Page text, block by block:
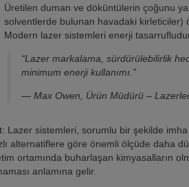
Üretilen duman ve döküntülerin çoğunu
solventlerde bulunan havadaki kirleticiler)
Modern lazer sistemleri enerji
“Lazer markalama, sürdürülebilirlik
minimum enerji kullanımı.”
— Max Owen, Ürün Müdürü –
Lazer sistemleri, sorumlu bir şekilde
alternatiflere göre önemli ölçüde daha
ortamında buharlaşan kimyasalların
anlamına gelir.